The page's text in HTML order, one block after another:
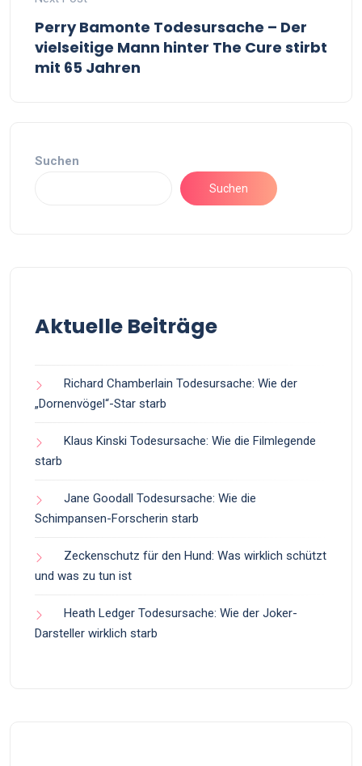
Perry Bamonte Todesursache – Der
vielseitige Mann hinter The Cure stirbt
mit 65 Jahren
Suchen
Suchen
Aktuelle Beiträge
Richard Chamberlain Todesursache: Wie der
„Dornenvögel“-Star starb
Klaus Kinski Todesursache: Wie die Filmlegende
starb
Jane Goodall Todesursache: Wie die
Schimpansen-Forscherin starb
Zeckenschutz für den Hund: Was wirklich schützt
und was zu tun ist
Heath Ledger Todesursache: Wie der Joker-
Darsteller wirklich starb